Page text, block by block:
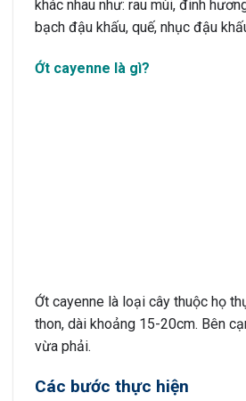
khác nhau như: rau mùi, đinh
bạch đậu khấu, quế, nhục đậu
Ớt cayenne là gì?
Ớt cayenne là loại cây thuộc họ
thon, dài khoảng 15-20cm. Bên
vừa phải.
Các bước thực hiện